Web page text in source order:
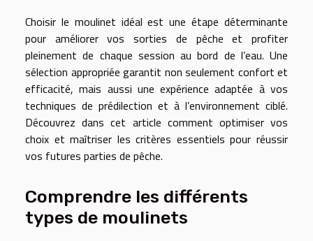
Choisir le moulinet idéal est une étape déterminante
pour améliorer vos sorties de pêche et profiter
pleinement de chaque session au bord de l’eau. Une
sélection appropriée garantit non seulement confort et
efficacité, mais aussi une expérience adaptée à vos
techniques de prédilection et à l’environnement ciblé.
Découvrez dans cet article comment optimiser vos
choix et maîtriser les critères essentiels pour réussir
vos futures parties de pêche.
Comprendre les différents
types de moulinets